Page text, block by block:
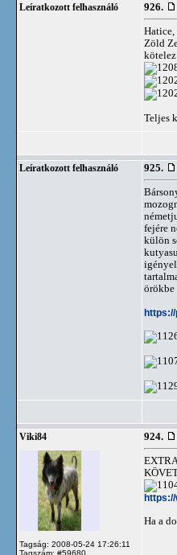
Leíratkozott felhasználó 926.
Hatice,
Zöld
Teljes
Leíratkozott felhasználó 925.
fejére
külön
Viki84
Tagság: 2008-05-24 17:26:11
Tagszám: #59680
924.
https://
Ha a